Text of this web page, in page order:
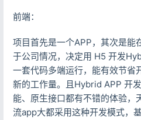
前端：
项目首先是一个APP，其次是能
于公司情况，决定用 H5 开发
一套代码多端运行，能有效节省
新的工作量。且Hybrid APP 开
能、原生接口都有不错的体验，
流app大都采用这种开发模式，